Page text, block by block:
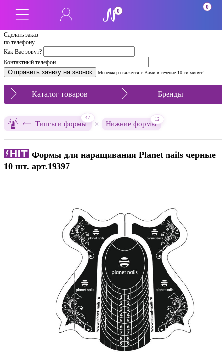
Сделать заказ
по телефону
Как Вас зовут?
Контактный телефон
Менеджер свяжется с Вами в течение 10-ти минут!
0
0
Каталог товаров Бренды
Типсы и формы
47
× Нижние формы
12
Формы для наращивания Planet nails черные
10 шт. арт.19397